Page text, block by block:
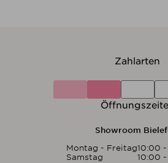
Zahlarten
Showroom
Montag - Freitag10:00 -
Samstag
10:00 -